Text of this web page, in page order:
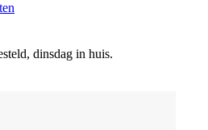
dinsdag in huis.